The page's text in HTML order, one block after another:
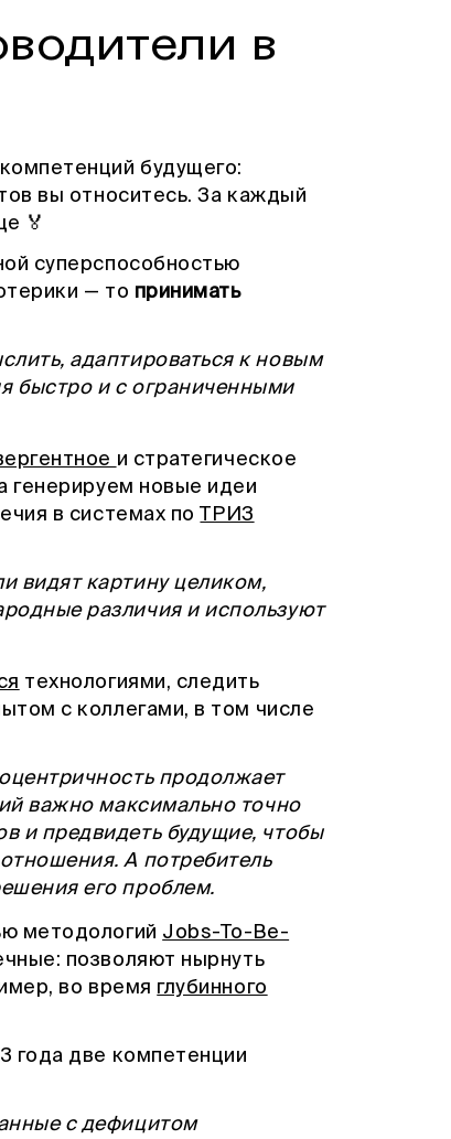
в
компетенций будущего:
вы относитесь. За каждый
🏅
суперспособностью
— то принимать
адаптироваться к новым
быстро и с ограниченными
и стратегическое
генерируем новые идеи
в системах поТРИЗ
видят картину целиком,
различия и используют
технологиями, следить
с коллегами, в том числе
продолжает
важно максимально точно
и предвидеть будущие, чтобы
А потребитель
его проблем.
методологий Jobs-To-Be-
позволяют нырнуть
во время глубинного
года две компетенции
с дефицитом